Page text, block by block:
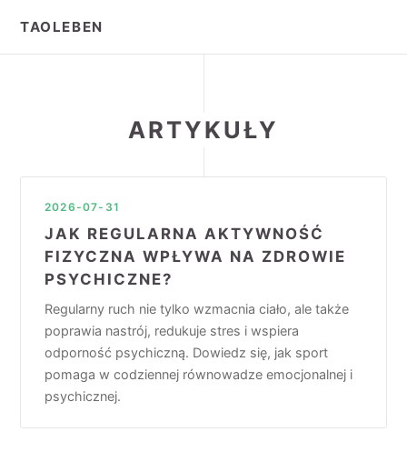
TAOLEBEN
ARTYKUŁY
2026-07-31
JAK REGULARNA AKTYWNOŚĆ
FIZYCZNA WPŁYWA NA ZDROWIE
PSYCHICZNE?
Regularny ruch nie tylko wzmacnia ciało, ale także
poprawia nastrój, redukuje stres i wspiera
odporność psychiczną. Dowiedz się, jak sport
pomaga w codziennej równowadze emocjonalnej i
psychicznej.